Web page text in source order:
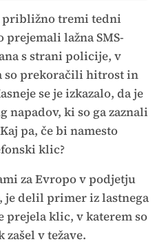
približno tremi tedni
lažna SMS-
s strani policije, v
so prekoračili hitrost in
se je izkazalo, da je
napadov, ki so ga zaznali
pa, če bi namesto
klic?
za Evropo v podjetju
, je delil primer iz lastnega
prejela klic, v katerem so
v težave.